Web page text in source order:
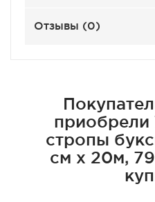
Отзывы (0)
приобрели
стропы
см х 20м,